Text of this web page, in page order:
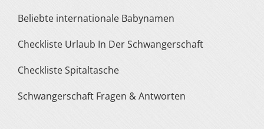
Beliebte internationale Babynamen
Checkliste Urlaub In Der Schwangerschaft
Checkliste Spitaltasche
Schwangerschaft Fragen & Antworten